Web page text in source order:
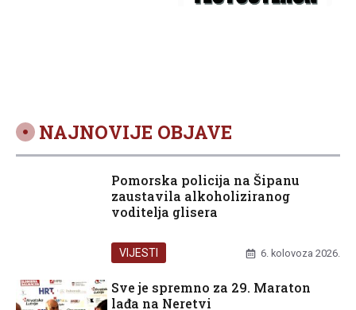
NAJNOVIJE OBJAVE
Pomorska policija na Šipanu
zaustavila alkoholiziranog
voditelja glisera
VIJESTI 6. kolovoza 2026.
Sve je spremno za 29. Maraton
lađa na Neretvi